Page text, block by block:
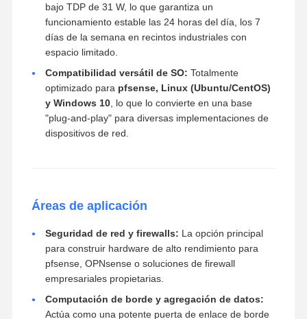
bajo TDP de 31 W, lo que garantiza un
funcionamiento estable las 24 horas del día, los 7
días de la semana en recintos industriales con
espacio limitado.
Compatibilidad versátil de SO: Totalmente
optimizado para pfsense, Linux (Ubuntu/CentOS)
y Windows 10, lo que lo convierte en una base
"plug-and-play" para diversas implementaciones de
dispositivos de red.
Áreas de aplicación
Seguridad de red y firewalls: La opción principal
para construir hardware de alto rendimiento para
pfsense, OPNsense o soluciones de firewall
empresariales propietarias.
Computación de borde y agregación de datos:
Actúa como una potente puerta de enlace de borde